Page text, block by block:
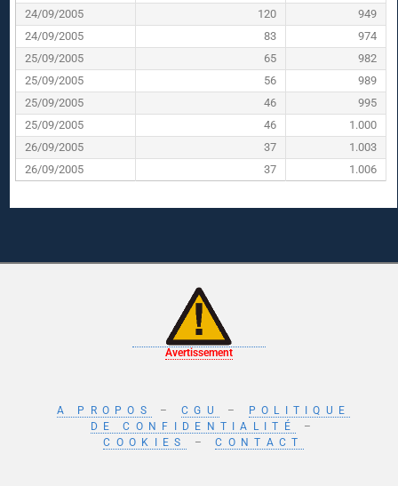
24/09/2005
120
949
24/09/2005
83
974
25/09/2005
65
982
25/09/2005
56
989
25/09/2005
46
995
25/09/2005
46
1.000
26/09/2005
37
1.003
26/09/2005
37 1.006
Avertissement
A PROPOS – CGU –
POLITIQUE
DE CONFIDENTIALITÉ
–
COOKIES
–CONTACT